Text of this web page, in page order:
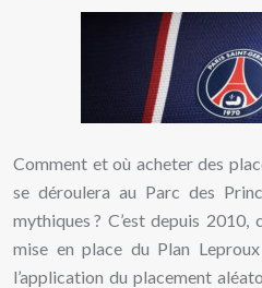
Comment et où acheter des
se déroulera au Parc des
mythiques ? C’est depuis 2010,
mise en place du Plan
l’application du placement